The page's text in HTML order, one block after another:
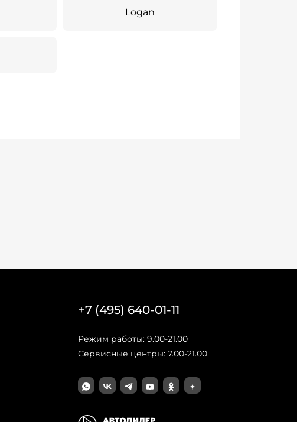
Logan
+7 (495) 640-01-11
Режим работы: 9.00-21.00
Сервисные центры: 7.00-21.00